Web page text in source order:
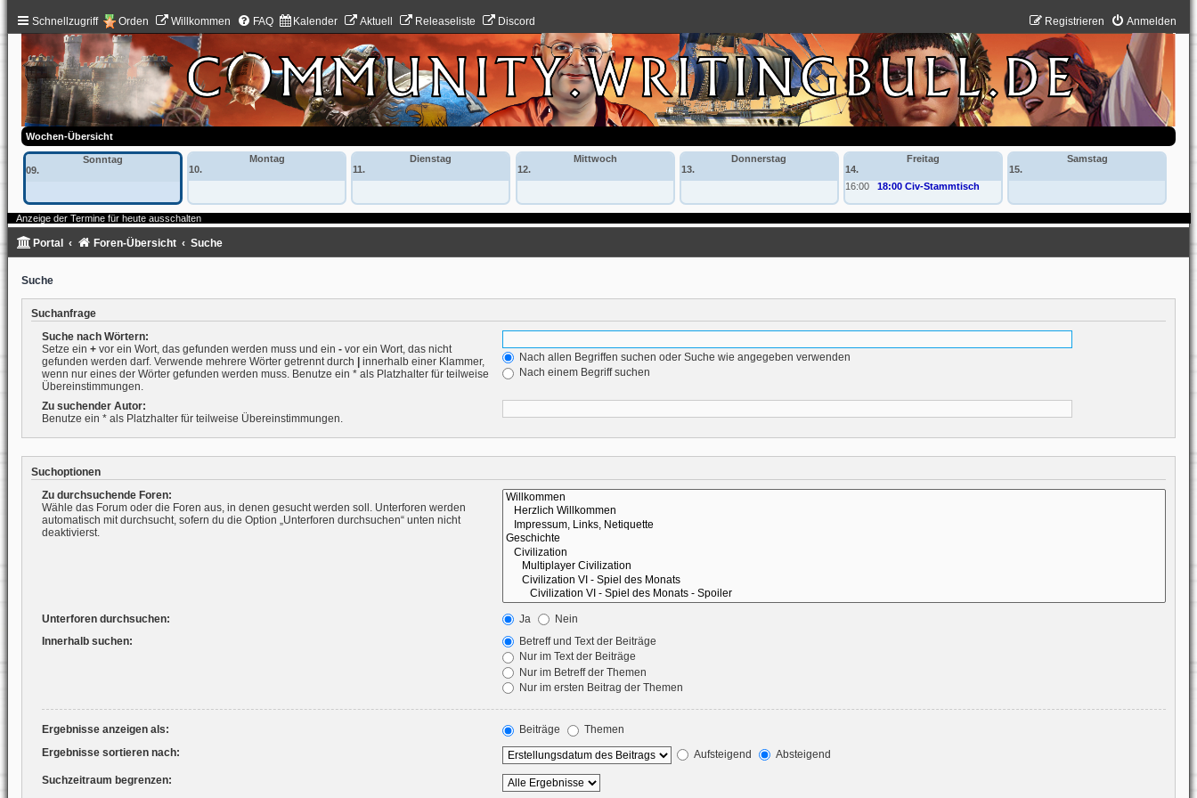
Schnellzugriff Orden Willkommen FAQ Kalender Aktuell Releaseliste Discord Anmelden
Registrieren
Wochen-Übersicht
Sonntag
09.
Montag
10.
Dienstag
11.
Mittwoch
12.
Donnerstag
13.
Freitag
14.
16:00
18:00 Civ-Stammtisch
Samstag
15.
Anzeige der Termine für heute ausschalten
Portal Foren-Übersicht Suche
Suche
Suchanfrage
Suche nach Wörtern:
Setze ein +vor ein Wort, das gefunden werden muss und ein -vor ein Wort, das nicht
gefunden werden darf. Verwende mehrere Wörter getrennt durch
innerhalb einer Klammer,
wenn nur eines der Wörter gefunden werden muss. Benutze ein * als Platzhalter für teilweise
Übereinstimmungen.
Nach allen Begriffen suchen oder Suche wie angegeben verwenden
Nach einem Begriff suchen
Zu suchender Autor:
Benutze ein * als Platzhalter für teilweise Übereinstimmungen.
Suchoptionen
Zu durchsuchende Foren:
Wähle das Forum oder die Foren aus, in denen gesucht werden soll. Unterforen werden
automatisch mit durchsucht, sofern du die Option „Unterforen durchsuchen“ unten nicht
deaktivierst.
Unterforen durchsuchen: Ja
Nein
Innerhalb suchen:
Betreff und Text der Beiträge
Nur im Text der Beiträge
Nur im Betreff der Themen
Nur im ersten Beitrag der Themen
Ergebnisse anzeigen als: Beiträge
Themen
Ergebnisse sortieren nach:
Aufsteigend Absteigend
Suchzeitraum begrenzen: